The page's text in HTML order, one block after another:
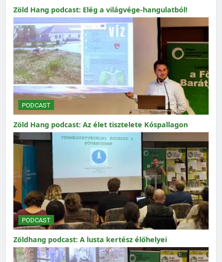
Zöld Hang podcast: Elég a világvége-hangulatból!
PODCAST
Zöld Hang podcast: Az élet tisztelete Kóspallagon
PODCAST
Zöldhang podcast: A lusta kertész élőhelyei